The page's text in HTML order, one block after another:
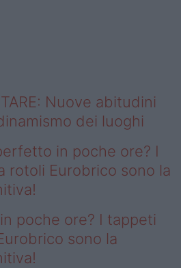
Nuove abitudini
dei luoghi
in poche ore? I
rotoli Eurobrico sono la
poche ore? I tappeti
sono la